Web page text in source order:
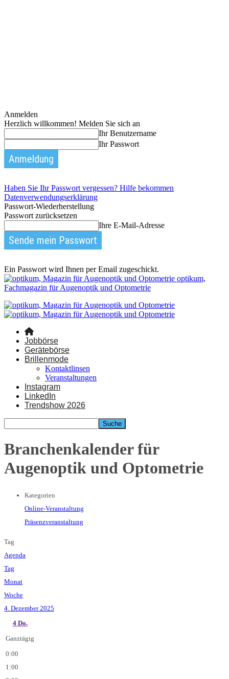
Anmelden
Herzlich willkommen! Melden Sie sich an
Ihr Benutzername
Ihr Passwort
Haben Sie Ihr Passwort vergessen? Hilfe bekommen
Datenverwendungserklärung
Passwort-Wiederherstellung
Passwort zurücksetzen
Ihre E-Mail-Adresse
Ein Passwort wird Ihnen per Email zugeschickt.
optikum,
Fachmagazin für Augenoptik und Optometrie
Jobbörse
Gerätebörse
Brillenmode
Kontaktlinsen
Veranstaltungen
Instagram
LinkedIn
Trendshow 2026
Branchenkalender für
Augenoptik und Optometrie
Kategorien
Online-Veranstaltung
Präsenzveranstaltung
Tag
Agenda
Tag
Monat
Woche
4. Dezember 2025
4 Do.
Ganztägig
0:00
1:00